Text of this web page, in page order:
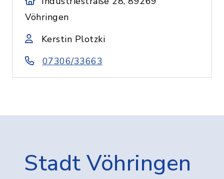
Vöhringen
Kerstin Plotzki
07306/33663
Stadt Vöhringen